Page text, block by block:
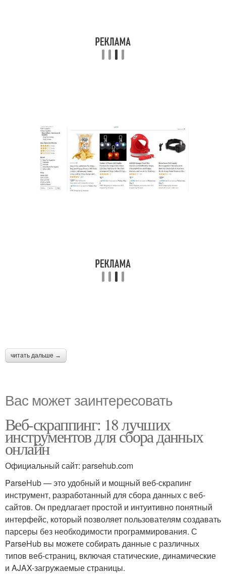
читать дальше →
Вас может заинтересовать
Веб-скраппинг: 18 лучших
инструментов для сбора данных
онлайн
Официальный сайт: parsehub.com
ParseHub — это удобный и мощный веб-скрапинг
инструмент, разработанный для сбора данных с веб-
сайтов. Он предлагает простой и интуитивно понятный
интерфейс, который позволяет пользователям создавать
парсеры без необходимости программирования. С
ParseHub вы можете собирать данные с различных
типов веб-страниц, включая статические, динамические
и AJAX-загружаемые страницы.